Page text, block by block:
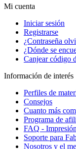
Mi cuenta
Iniciar sesión
Registrarse
¿Contraseña
¿Dónde se
Canjear código
Información de interés
Perfiles de
Consejos
Cuanto más
Programa de
FAQ -
Soporte para
Nosotros y el